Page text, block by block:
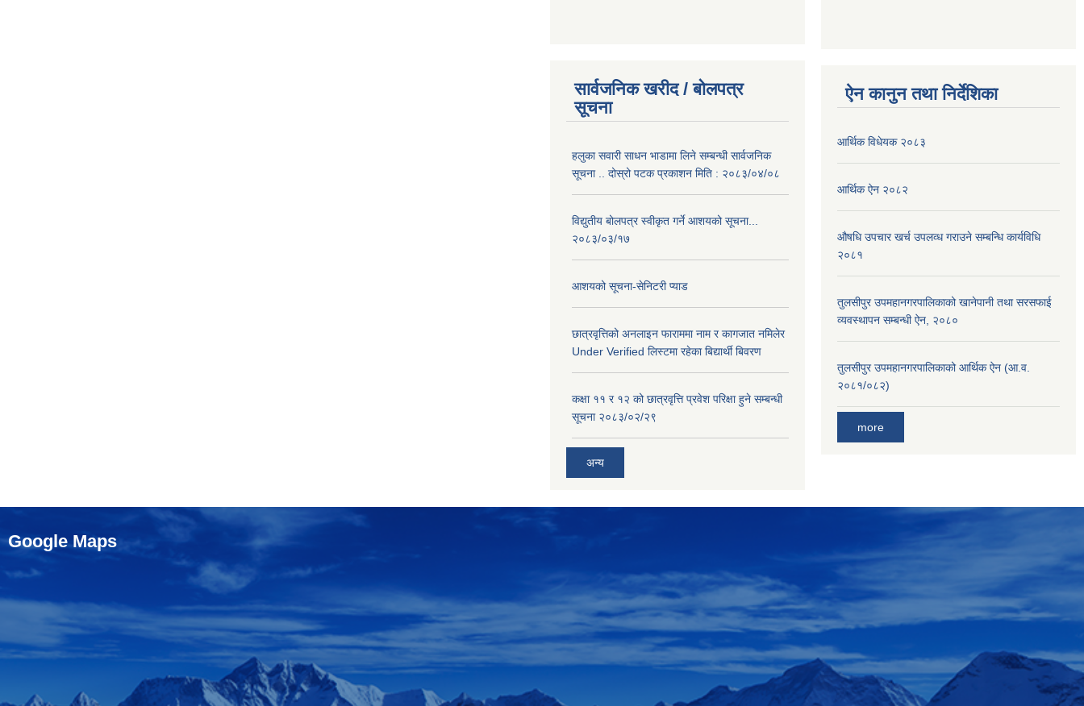
सार्वजनिक खरीद / बोलपत्र
सूचना
हलुका सवारी साधन भाडामा लिने सम्बन्धी सार्वजनिक
सूचना .. दोस्रो पटक प्रकाशन मिति : २०८३/०४/०८
विद्युतीय बोलपत्र स्वीकृत गर्ने आशयको सूचना...
२०८३/०३/१७
आशयको सूचना-सेनिटरी प्याड
छात्रवृत्तिको अनलाइन फाराममा नाम र कागजात नमिलेर
Under Verified लिस्टमा रहेका बिद्यार्थी बिवरण
कक्षा ११ र १२ को छात्रवृत्ति प्रवेश परिक्षा हुने सम्बन्धी
सूचना २०८३/०२/२९
अन्य
ऐन कानुन तथा निर्देशिका
आर्थिक विधेयक २०८३
आर्थिक ऐन २०८२
औषधि उपचार खर्च उपलव्ध गराउने सम्बन्धि कार्यविधि
२०८१
तुलसीपुर उपमहानगरपालिकाको खानेपानी तथा सरसफाई
व्यवस्थापन सम्बन्धी ऐन, २०८०
तुलसीपुर उपमहानगरपालिकाको आर्थिक ऐन (आ.व.
२०८१/०८२)
more
Google Maps